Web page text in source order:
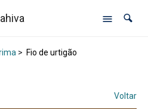
> Fio de urtigão
Voltar